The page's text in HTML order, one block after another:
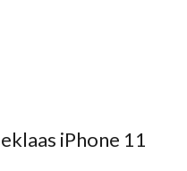
iPhone 11